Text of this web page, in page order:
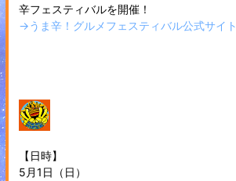
辛フェスティバルを開催！
→うま辛！グルメフェスティバル公式サイト
【日時】
5月1日（日）